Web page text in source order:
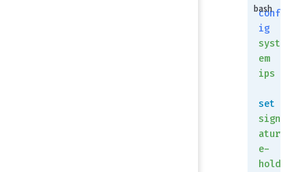
conf
ig
syst
em
ips
set
sign
atur
e-
hold